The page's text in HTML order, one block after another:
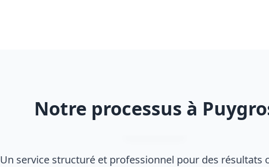
Notre processus à
Un service structuré et professionnel pour des résultats